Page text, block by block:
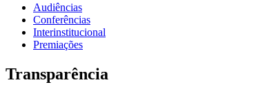
Audiências
Conferências
Interinstitucional
Premiações
Transparência